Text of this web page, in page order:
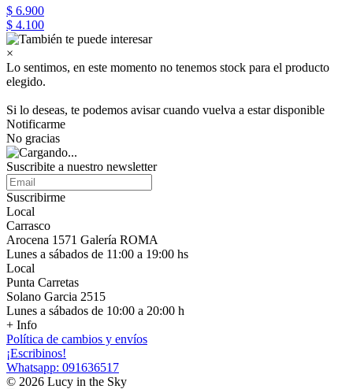
$ 6.900
$ 4.100
×
Lo sentimos, en este momento no tenemos stock para el producto
elegido.
Si lo deseas, te podemos avisar cuando vuelva a estar disponible
Notificarme
No gracias
Suscribite a nuestro newsletter
Suscribirme
Local
Carrasco
Arocena 1571 Galería ROMA
Lunes a sábados de 11:00 a 19:00 hs
Local
Punta Carretas
Solano Garcia 2515
Lunes a sábados de 10:00 a 20:00 h
+ Info
Política de cambios y envíos
¡Escribinos!
Whatsapp: 091636517
© 2026 Lucy in the Sky